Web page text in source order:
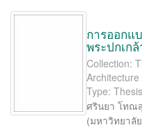
การออกแ
พระปกเก
Collection:
Type: Thesis
ศรินยา โทณ
(มหาวิทยาลั